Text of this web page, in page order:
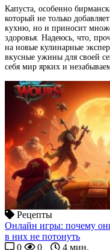
Капуста, особенно
который не только
кухню, но и приносит
здоровья. Надеюсь, что,
на новые кулинарные
вкусные ужины для своей
себя мир ярких и
Рецепты
Онлайн игры: почему
в них не потонуть
0
0 4 мин.